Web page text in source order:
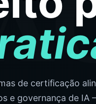
de certificação
e governança de